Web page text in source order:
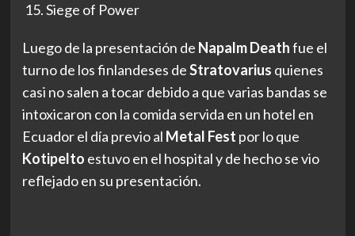
Siege of Power
Luego de la presentación de Napalm Deathfue el
turno de los finlandeses deStratovarius quienes
casi no salen a tocar debido a que varias bandas se
intoxicaron con la comida servida en un hotel en
Ecuador el día previo al Metal Fest por lo que
Kotipelto estuvo en el hospital y de hecho se vio
reflejado en su presentación.